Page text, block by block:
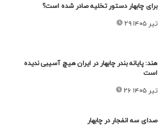
برای چابهار دستور تخلیه صادر شده است؟
۲۹ تیر ۱۴۰۵
هند: پایانه بندر چابهار در ایران هیچ آسیبی ندیده
است
۲۶ تیر ۱۴۰۵
صدای سه انفجار در چابهار